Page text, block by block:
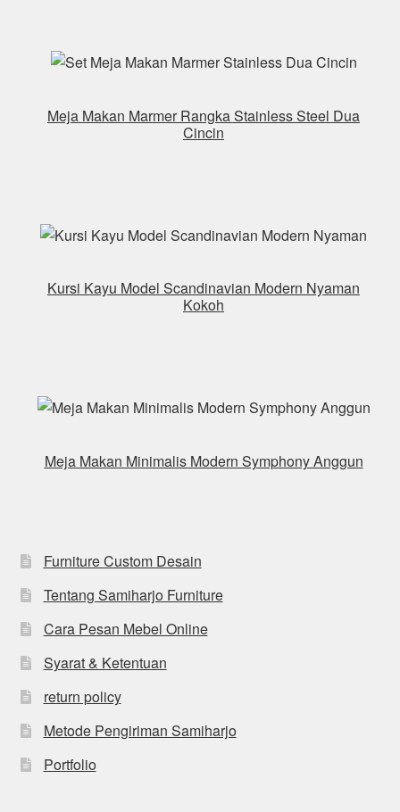
Meja Makan Marmer Rangka Stainless Steel Dua
Cincin
Kursi Kayu Model Scandinavian Modern Nyaman
Kokoh
Meja Makan Minimalis Modern Symphony Anggun
Furniture Custom Desain
Tentang Samiharjo Furniture
Cara Pesan Mebel Online
Syarat & Ketentuan
return policy
Metode Pengiriman Samiharjo
Portfolio